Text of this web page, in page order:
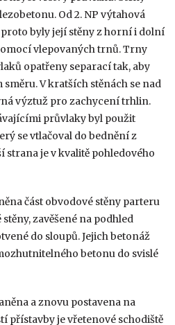
Od 2. NP výtahová
byly její stěny z horní i dolní
vlepovaných trnů. Trny
opatřeny separací tak, aby
V kratších stěnách se nad
výztuž pro zachycení trhlin.
průvlaky byl použit
se vtlačoval do bednění z
strana je v kvalitě pohledového
část obvodové stěny parteru
zavěšené na podhled
do sloupů. Jejich betonáž
betonu do svislé
a znovu postavena na
přístavby je vřetenové schodiště